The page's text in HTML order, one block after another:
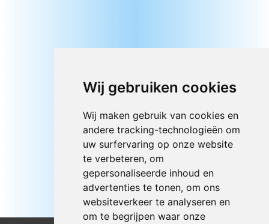
Wij gebruiken cookies
Wij maken gebruik van cookies en
andere tracking-technologieën om
uw surfervaring op onze website
te verbeteren, om
gepersonaliseerde inhoud en
advertenties te tonen, om ons
websiteverkeer te analyseren en
om te begrijpen waar onze